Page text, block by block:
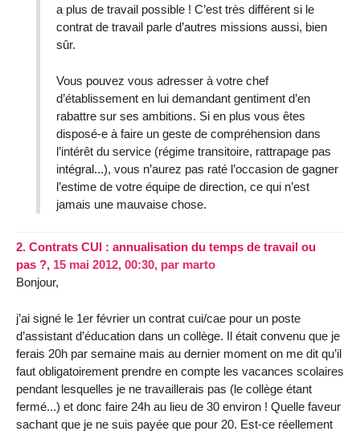
a plus de travail possible ! C’est très différent si le
contrat de travail parle d’autres missions aussi, bien
sûr.
Vous pouvez vous adresser à votre chef
d’établissement en lui demandant gentiment d’en
rabattre sur ses ambitions. Si en plus vous êtes
disposé-e à faire un geste de compréhension dans
l’intérêt du service (régime transitoire, rattrapage pas
intégral...), vous n’aurez pas raté l’occasion de gagner
l’estime de votre équipe de direction, ce qui n’est
jamais une mauvaise chose.
2. Contrats CUI : annualisation du temps de travail ou
pas ?, 15 mai 2012, 00:30, par marto
Bonjour,
j’ai signé le 1er février un contrat cui/cae pour un poste
d’assistant d’éducation dans un collège. Il était convenu que je
ferais 20h par semaine mais au dernier moment on me dit qu’il
faut obligatoirement prendre en compte les vacances scolaires
pendant lesquelles je ne travaillerais pas (le collège étant
fermé...) et donc faire 24h au lieu de 30 environ ! Quelle faveur
sachant que je ne suis payée que pour 20. Est-ce réellement